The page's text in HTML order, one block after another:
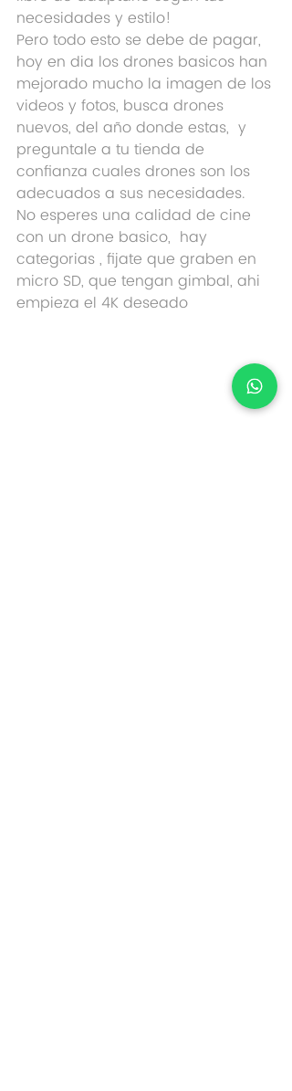
necesidades y estilo!
Pero todo esto se debe de pagar,
hoy en dia los drones basicos han
mejorado mucho la imagen de los
videos y fotos, busca drones
nuevos, del año donde estas,  y
preguntale a tu tienda de
confianza cuales drones son los
adecuados a sus necesidades.
No esperes una calidad de cine
con un drone basico,  hay
categorias , fijate que graben en
micro SD, que tengan gimbal, ahi
empieza el 4K deseado